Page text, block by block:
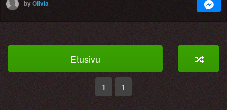
byOlivia
Etusivu
1 1